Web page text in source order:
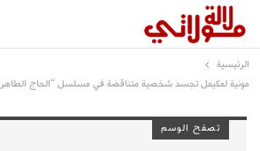
الرئيسية
مونية لمكيمل تجسد شخصية متناقضة في مسلسل “الحاج
تصفح الوسم